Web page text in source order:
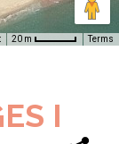
20 m Terms
I